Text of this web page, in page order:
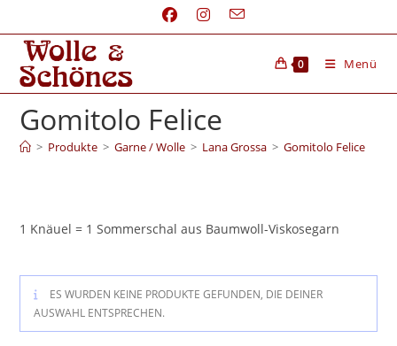
0 Menü
Gomitolo Felice
> Produkte > Garne / Wolle > Lana Grossa > Gomitolo Felice
1 Knäuel = 1 Sommerschal aus Baumwoll-Viskosegarn
ES WURDEN KEINE PRODUKTE GEFUNDEN, DIE DEINER
AUSWAHL ENTSPRECHEN.